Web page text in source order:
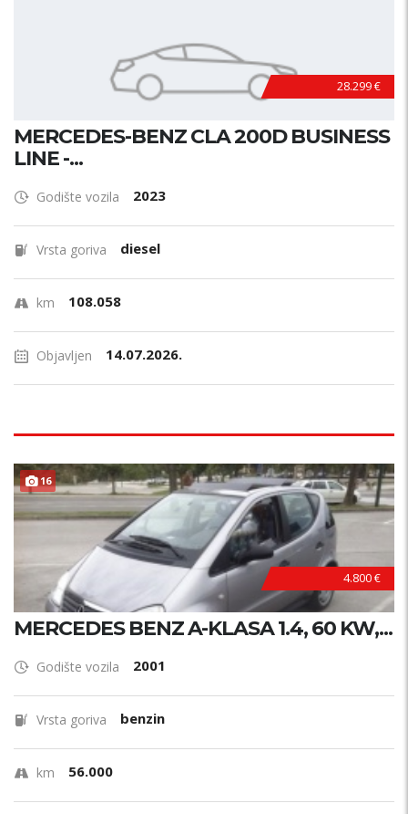
28.299 €
MERCEDES-BENZ CLA 200D BUSINESS
LINE -...
Godište vozila 2023
Vrsta goriva diesel
km 108.058
Objavljen 14.07.2026.
16
4.800 €
MERCEDES BENZ A-KLASA 1.4, 60 KW,...
Godište vozila 2001
Vrsta goriva benzin
km 56.000